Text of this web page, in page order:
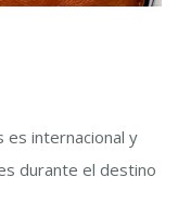
es internacional y
durante el destino